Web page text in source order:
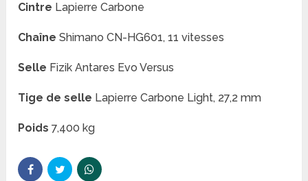
Cintre Lapierre Carbone
Chaîne Shimano CN-HG601, 11 vitesses
Selle Fizik Antares Evo Versus
Tige de selle Lapierre Carbone Light, 27,2 mm
Poids 7,400 kg